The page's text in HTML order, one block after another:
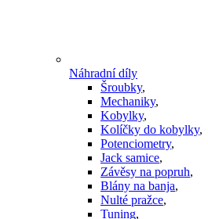
Náhradní díly
Šroubky,
Mechaniky,
Kobylky,
Kolíčky do kobylky,
Potenciometry,
Jack samice,
Závěsy na popruh,
Blány na banja,
Nulté pražce,
Tuning,